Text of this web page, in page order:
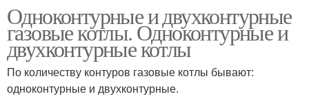
Одноконтурные и двухконтурные
газовые котлы. Одноконтурные и
двухконтурные котлы
По количеству контуров газовые котлы бывают:
одноконтурные и двухконтурные.